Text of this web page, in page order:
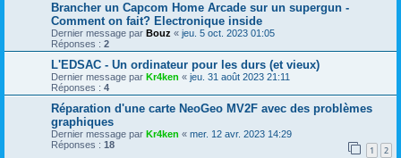
Brancher un Capcom Home Arcade sur un supergun -
Comment on fait? Electronique inside
Dernier message par Bouz « jeu. 5 oct. 2023 01:05
Réponses : 2
L'EDSAC - Un ordinateur pour les durs (et vieux)
Dernier message par Kr4ken « jeu. 31 août 2023 21:11
Réponses : 4
Réparation d'une carte NeoGeo MV2F avec des problèmes
graphiques
Dernier message par Kr4ken « mer. 12 avr. 2023 14:29
Réponses : 18 1 2